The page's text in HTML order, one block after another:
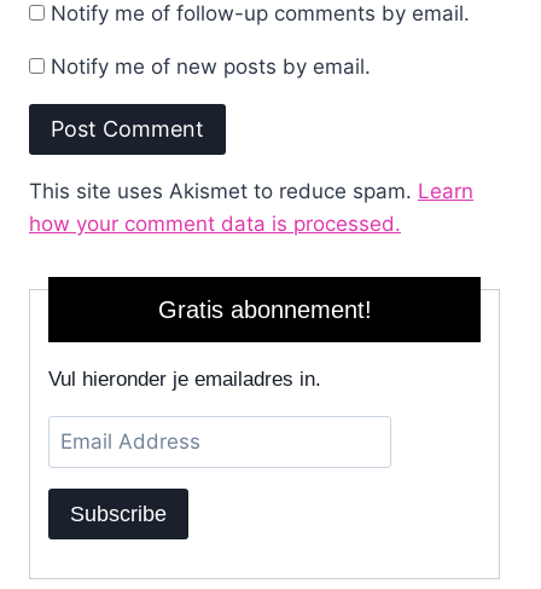
Notify me of follow-up comments by email.
Notify me of new posts by email.
This site uses Akismet to reduce spam. Learn
how your comment data is processed.
Gratis abonnement!
Vul hieronder je emailadres in.
Email
Address
Subscribe